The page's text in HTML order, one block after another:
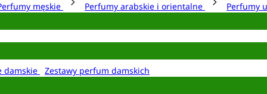
męskie Perfumy arabskie i orientalne Perfumy
damskie
Zestawy perfum damskich